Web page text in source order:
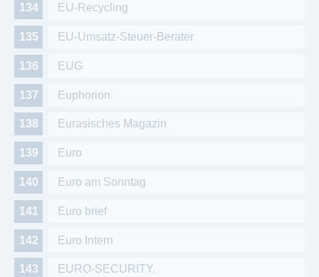
EU-Recycling
EU-Umsatz-Steuer-Berater
EUG
Euphorion
Eurasisches Magazin
Euro
Euro am Sonntag
Euro brief
Euro Intern
EURO-SECURITY.